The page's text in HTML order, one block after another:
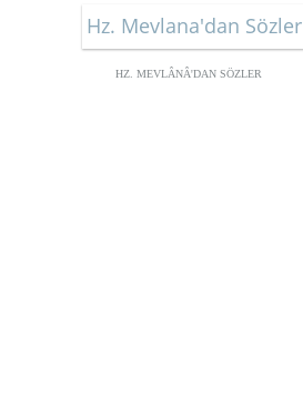
Hz. Mevlana'dan Sözler
HZ. MEVLÂNÂ'DAN SÖZLER